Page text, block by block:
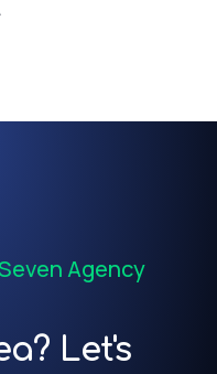
Agency
Let's